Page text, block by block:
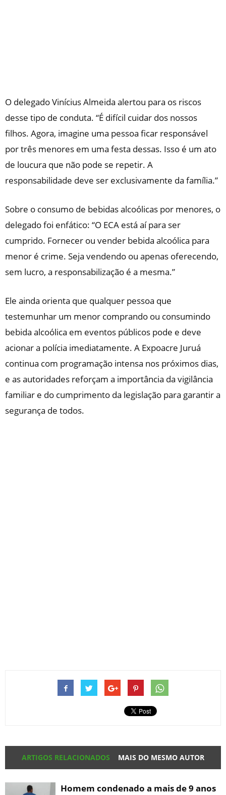
O delegado Vinícius Almeida alertou para os riscos
desse tipo de conduta. “É difícil cuidar dos nossos
filhos. Agora, imagine uma pessoa ficar responsável
por três menores em uma festa dessas. Isso é um ato
de loucura que não pode se repetir. A
responsabilidade deve ser exclusivamente da família.”
Sobre o consumo de bebidas alcoólicas por menores, o
delegado foi enfático: “O ECA está aí para ser
cumprido. Fornecer ou vender bebida alcoólica para
menor é crime. Seja vendendo ou apenas oferecendo,
sem lucro, a responsabilização é a mesma.”
Ele ainda orienta que qualquer pessoa que
testemunhar um menor comprando ou consumindo
bebida alcoólica em eventos públicos pode e deve
acionar a polícia imediatamente. A Expoacre Juruá
continua com programação intensa nos próximos dias,
e as autoridades reforçam a importância da vigilância
familiar e do cumprimento da legislação para garantir a
segurança de todos.
ARTIGOS RELACIONADOS MAIS DO MESMO AUTOR
Homem condenado a mais de 9 anos